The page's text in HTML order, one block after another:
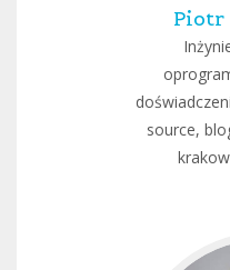
Piotr
source,